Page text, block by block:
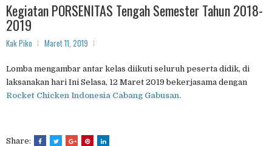
Kegiatan PORSENITAS Tengah Semester Tahun 2018-
2019
Kak Piko Maret 11, 2019
Lomba mengambar antar kelas diikuti seluruh peserta didik, di
laksanakan hari Ini Selasa, 12 Maret 2019 bekerjasama dengan
Rocket Chicken Indonesia Cabang Gabusan.
Share: